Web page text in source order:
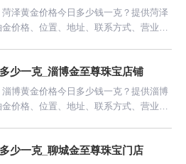
泽黄金价格今日多少钱一克？提供菏泽
价格、位置、地址、联系方式、营业时
少一克_淄博金至尊珠宝店铺
博黄金价格今日多少钱一克？提供淄博
价格、位置、地址、联系方式、营业时
少一克_聊城金至尊珠宝门店